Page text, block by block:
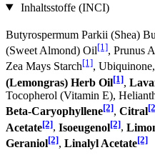
Inhaltsstoffe (INCI)
Butyrospermum Parkii (Shea)
(Sweet Almond) Oil[1], Prunus
Zea Mays Starch[1], Ubiquinone,
(Lemongras) Herb Oil[1],
Tocopherol (Vitamin E),
Beta-Caryophyllene[2], Citral
Acetate[2], Isoeugenol[2],
Geraniol[2], Linalyl Acetate[2]